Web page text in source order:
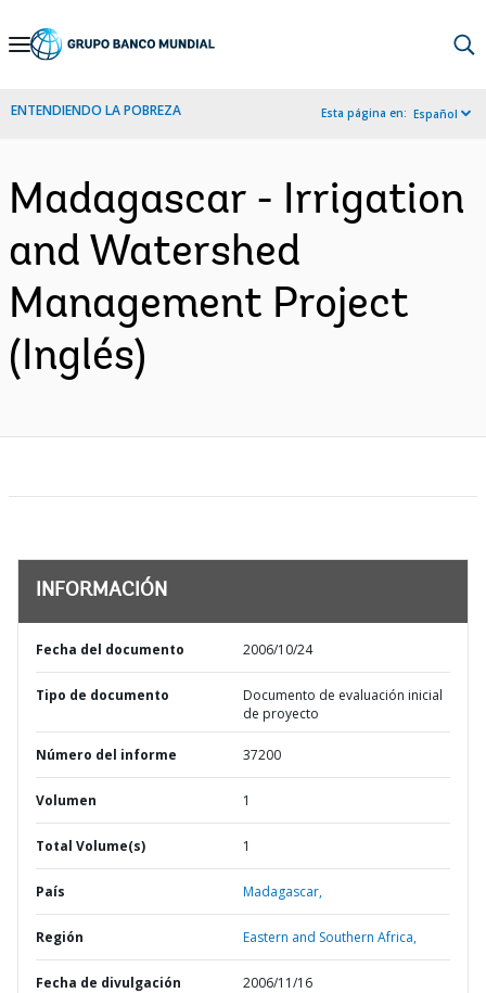
Skip
Navigation
ENTENDIENDO LA POBREZA Esta página en: Español
Madagascar - Irrigation
and Watershed
Management Project
(Inglés)
INFORMACIÓN
Fecha del documento 2006/10/24
Tipo de documento
Documento de evaluación inicial
de proyecto
Número del informe 37200
Volumen 1
Total Volume(s) 1
País Madagascar,
Región Eastern and Southern Africa,
Fecha de divulgación 2006/11/16